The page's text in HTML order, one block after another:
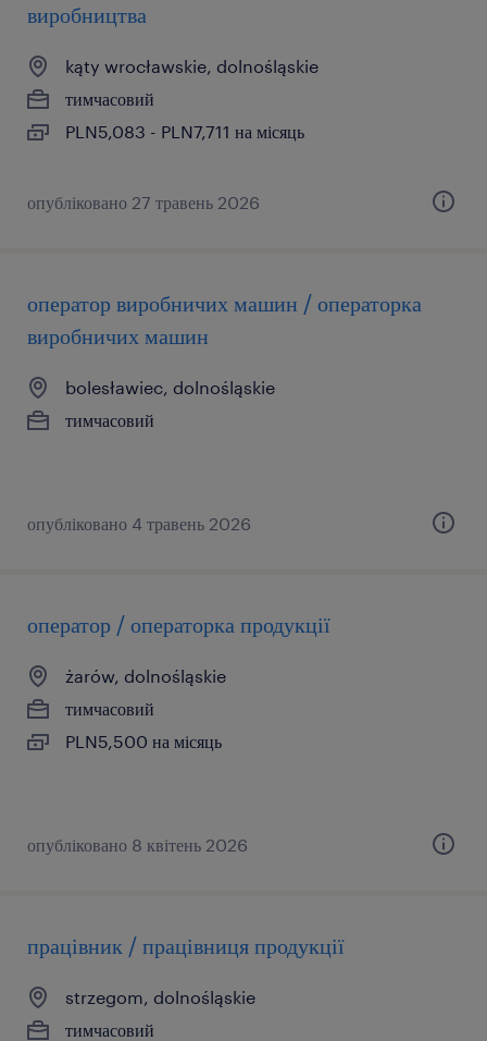
виробництва
kąty wrocławskie, dolnośląskie
тимчасовий
PLN5,083 - PLN7,711 на місяць
опубліковано 27 травень 2026
оператор виробничих машин / операторка
виробничих машин
bolesławiec, dolnośląskie
тимчасовий
опубліковано 4 травень 2026
оператор / операторка продукції
żarów, dolnośląskie
тимчасовий
PLN5,500 на місяць
опубліковано 8 квітень 2026
працівник / працівниця продукції
strzegom, dolnośląskie
тимчасовий